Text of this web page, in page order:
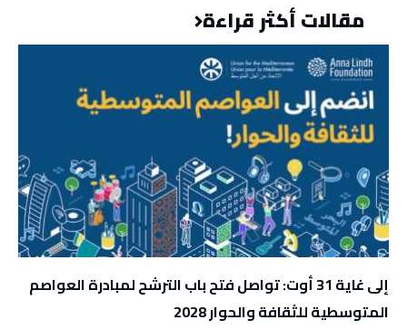
مقالات أكثر قراءة
إلى غاية 31 أوت: تواصل فتح باب الترشح لمبادرة العواصم
المتوسطية للثقافة والحوار 2028